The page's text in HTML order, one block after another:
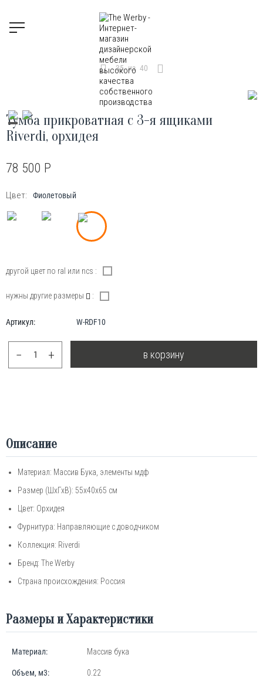
35 из 40
Тумба прикроватная с 3-я ящиками
Riverdi, орхидея
78 500 Р
Цвет: Фиолетовый
другой цвет по ral или ncs :
нужны другие размеры :
Артикул: W-RDF10
+
− в корзину
Описание
Материал: Массив Бука, элементы мдф
Размер (ШхГхВ): 55х40х65 см
Цвет: Орхидея
Фурнитура: Направляющие c доводчиком
Коллекция: Riverdi
Бренд: The Werby
Страна происхождения: Россия
Размеры и Характеристики
Материал: Массив бука
Объем, м3: 0.22